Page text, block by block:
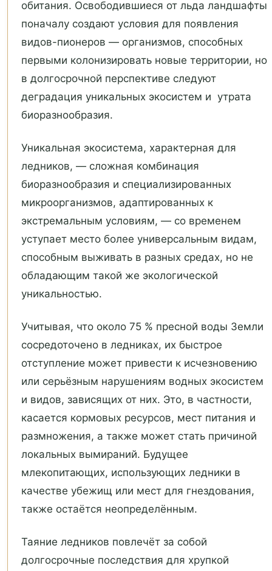
обитания. Освободившиеся от льда ландшафты
поначалу создают условия для появления
видов-пионеров — организмов, способных
первыми колонизировать новые территории, но
в долгосрочной перспективе следуют
деградация уникальных экосистем и утрата
биоразнообразия.
Уникальная экосистема, характерная для
ледников, — сложная комбинация
биоразнообразия и специализированных
микроорганизмов, адаптированных к
экстремальным условиям, — со временем
уступает место более универсальным видам,
способным выживать в разных средах, но не
обладающим такой же экологической
уникальностью.
Учитывая, что около 75 % пресной воды Земли
сосредоточено в ледниках, их быстрое
отступление может привести к исчезновению
или серьёзным нарушениям водных экосистем
и видов, зависящих от них. Это, в частности,
касается кормовых ресурсов, мест питания и
размножения, а также может стать причиной
локальных вымираний. Будущее
млекопитающих, использующих ледники в
качестве убежищ или мест для гнездования,
также остаётся неопределённым.
Таяние ледников повлечёт за собой
долгосрочные последствия для хрупкой